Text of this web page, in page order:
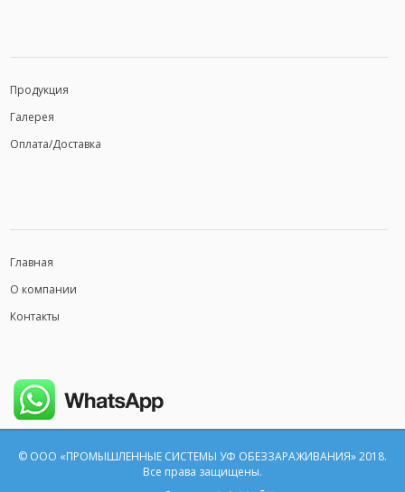
Продукция
Галерея
Оплата/Доставка
Главная
О компании
Контакты
© ООО «ПРОМЫШЛЕННЫЕ СИСТЕМЫ УФ ОБЕЗЗАРАЖИВАНИЯ» 2018.
Все права защищены.